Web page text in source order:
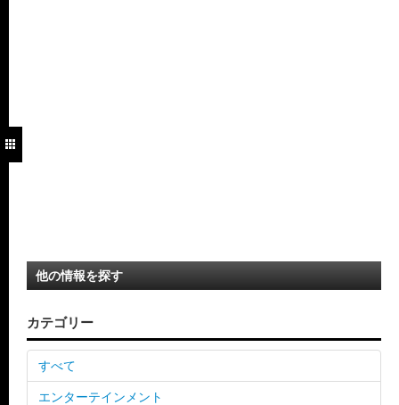
他の情報を探す
カテゴリー
すべて
エンターテインメント